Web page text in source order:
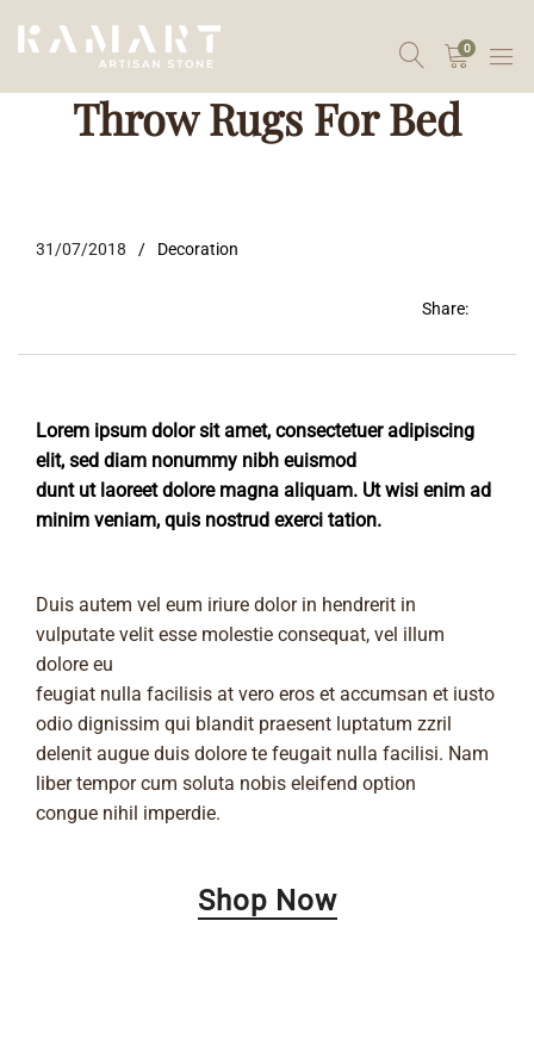
0
Throw Rugs For Bed
31/07/2018 Decoration
Share:
Lorem ipsum dolor sit amet, consectetuer adipiscing
elit, sed diam nonummy nibh euismod
dunt ut laoreet dolore magna aliquam. Ut wisi enim ad
minim veniam, quis nostrud exerci tation.
Duis autem vel eum iriure dolor in hendrerit in
vulputate velit esse molestie consequat, vel illum
dolore eu
feugiat nulla facilisis at vero eros et accumsan et iusto
odio dignissim qui blandit praesent luptatum zzril
delenit augue duis dolore te feugait nulla facilisi. Nam
liber tempor cum soluta nobis eleifend option
congue nihil imperdie.
Shop Now